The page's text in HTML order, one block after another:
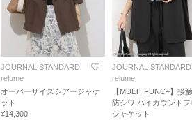
JOURNAL STANDARD
relume
オーバーサイズシアージャケ
ット
¥14,300
JOURNAL STANDARD
relume
【MULTI FUNC+】接
防シワ ハイカウントフ
ジャケット